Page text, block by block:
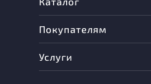
Покупателям
Услуги